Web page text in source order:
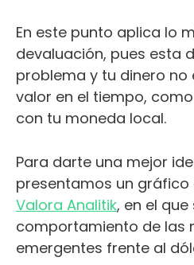
En este punto aplica lo
devaluación, pues esta
problema y tu dinero
valor en el tiempo,
con tu moneda local.
Para darte una mejor
presentamos un
Valora Analitik, en el
comportamiento de las
emergentes frente al